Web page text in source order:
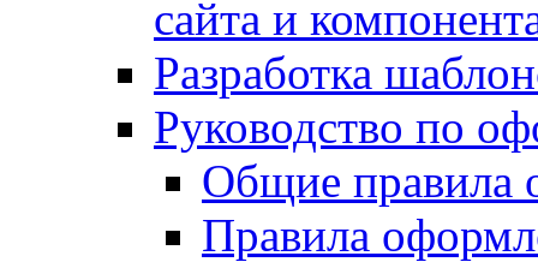
сайта и
Разработка
Руководство по
Общие правила
Правила